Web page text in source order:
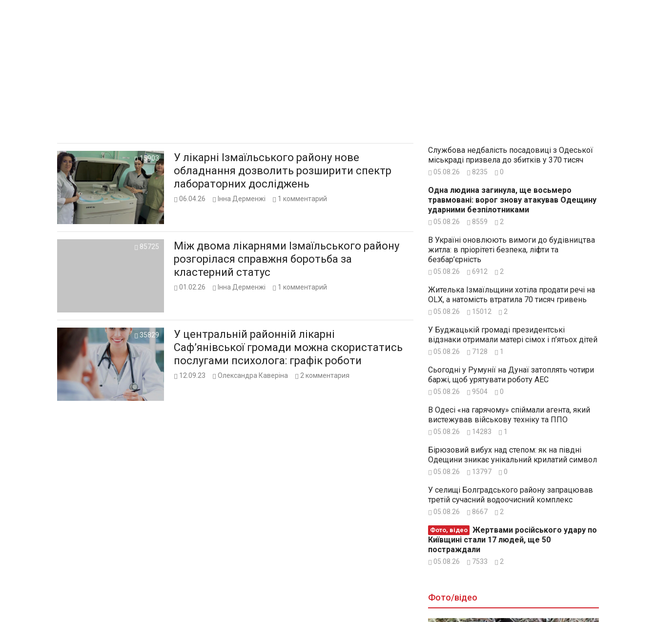
15903
У лікарні Ізмаїльського району нове
обладнання дозволить розширити спектр
лабораторних досліджень
06.04.26 Інна Дерменжі 1 комментарий
85725
Між двома лікарнями Ізмаїльського району
розгорілася справжня боротьба за
кластерний статус
01.02.26 Інна Дерменжі 1 комментарий
35829
У центральній районній лікарні
Саф’янівської громади можна скористатись
послугами психолога: графік роботи
12.09.23 Олександра Каверіна 2 комментария
Службова недбалість посадовиці з Одеської
міськраді призвела до збитків у 370 тисяч
05.08.26 8235 0
Одна людина загинула, ще восьмеро
травмовані: ворог знову атакував Одещину
ударними безпілотниками
05.08.26 8559 2
В Україні оновлюють вимоги до будівництва
житла: в пріорітеті безпека, ліфти та
безбар’єрність
05.08.26 6912 2
Жителька Ізмаїльщини хотіла продати речі на
OLX, а натомість втратила 70 тисяч гривень
05.08.26 15012 2
У Буджацькій громаді президентські
відзнаки отримали матері сімох і п’ятьох дітей
05.08.26 7128 1
Сьогодні у Румунії на Дунаї затоплять чотири
баржі, щоб урятувати роботу АЕС
05.08.26 9504 0
В Одесі «на гарячому» спіймали агента, який
вистежував військову техніку та ППО
05.08.26 14283 1
Бірюзовий вибух над степом: як на півдні
Одещини зникає унікальний крилатий символ
05.08.26 13797 0
У селищі Болградського району запрацював
третій сучасний водоочисний комплекс
05.08.26 8667 2
Фото, відео
Київщині стали 17 людей, ще 50
постраждали
05.08.26 7533 2
Фото/відео